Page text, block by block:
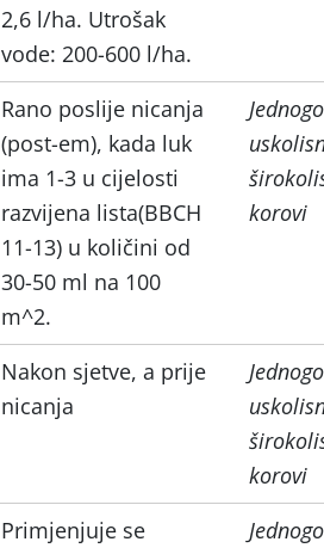
2,6 l/ha. Utrošak
vode: 200-600 l/ha.
Rano poslije nicanja
(post-em), kada luk
ima 1-3 u cijelosti
razvijena lista(BBCH
11-13) u količini od
30-50 ml na 100
m^2.
korovi
Nakon sjetve, a prije
nicanja
korovi
Primjenjuje se